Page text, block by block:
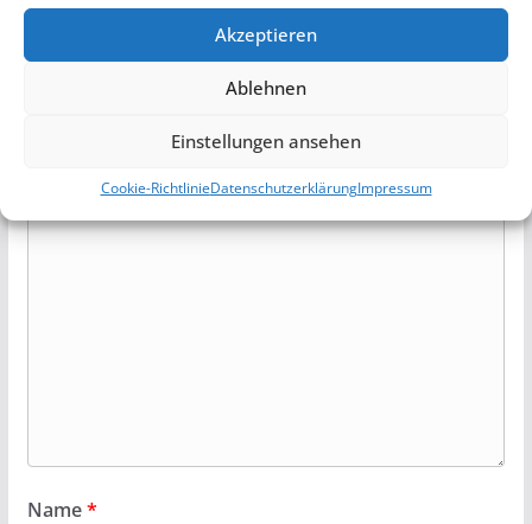
Akzeptieren
Ablehnen
Einstellungen ansehen
Cookie-RichtlinieDatenschutzerklärungImpressum
Schreibe einen Kommentar
Deine E-Mail-Adresse wird nicht veröffentlicht.
Kommentar*
Name*